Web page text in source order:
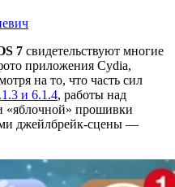
7 свидетельствуют многие
приложения Cydia,
на то, что часть сил
и 6.1.4, работы над
«яблочной» прошивки
джейлбрейк-сцены —